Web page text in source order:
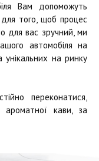
Вам допоможуть
для того, щоб процес
для вас зручний, ми
автомобіля на
на ринку
переконатися,
кави, за